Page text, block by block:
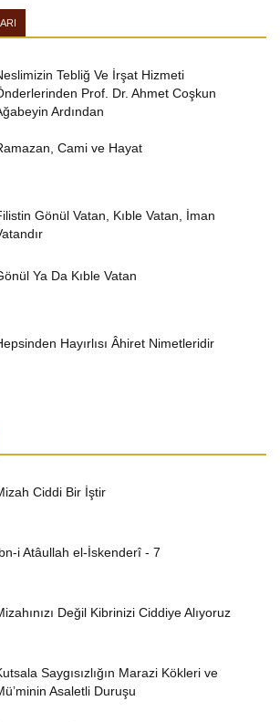
Tebliğ Ve İrşat Hizmeti
Prof. Dr. Ahmet Coşkun
Ardından
Cami ve Hayat
Gönül Vatan, Kıble Vatan, İman
Ya Da Kıble Vatan
Hayırlısı Âhiret Nimetleridir
Ciddi Bir İştir
i Atâullah el-İskenderî - 7
Değil Kibrinizi Ciddiye Alıyoruz
Saygısızlığın Marazi Kökleri ve
Asaletli Duruşu